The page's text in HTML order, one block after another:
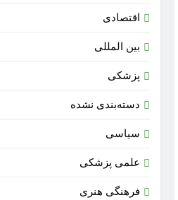
اقتصادی
بین المللی
پزشکی
دسته‌بندی نشده
سیاسی
علمی پزشکی
فرهنگی هنری